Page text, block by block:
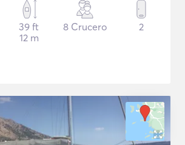
39 ft
12 m
8 Crucero 2